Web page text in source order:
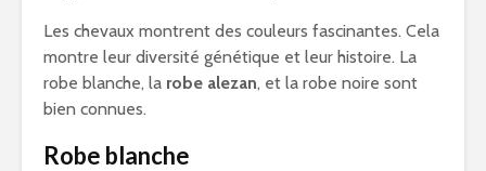
Les chevaux montrent des couleurs fascinantes. Cela
montre leur diversité génétique et leur histoire. La
robe blanche, la robe alezan, et la robe noire sont
bien connues.
Robe blanche